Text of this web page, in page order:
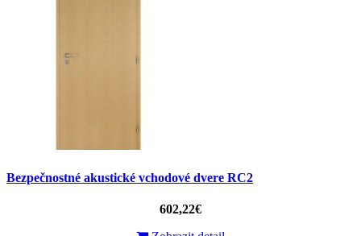
Bezpečnostné akustické vchodové dvere RC2
602,22€